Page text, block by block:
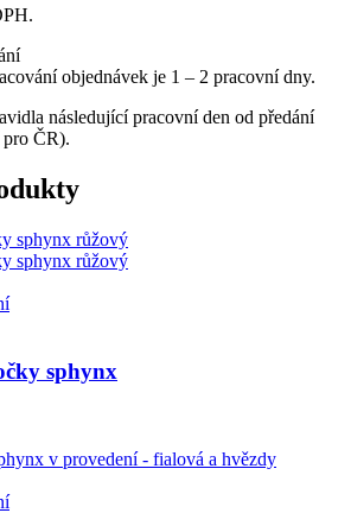
objednávek je 1 – 2 pracovní dny.
následující pracovní den od předání
ČR).
sphynx